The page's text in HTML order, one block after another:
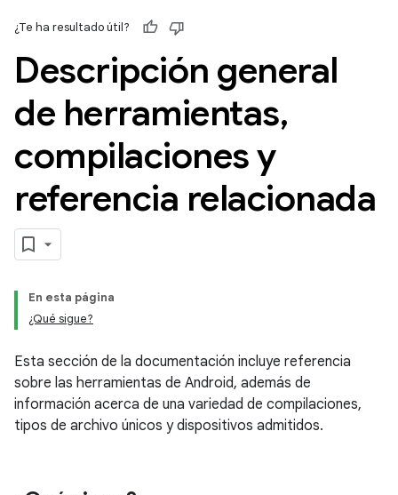
¿Te ha resultado útil?
Descripción general
de herramientas,
compilaciones y
referencia relacionada
En esta página
¿Qué sigue?
Esta sección de la documentación incluye referencia
sobre las herramientas de Android, además de
información acerca de una variedad de compilaciones,
tipos de archivo únicos y dispositivos admitidos.